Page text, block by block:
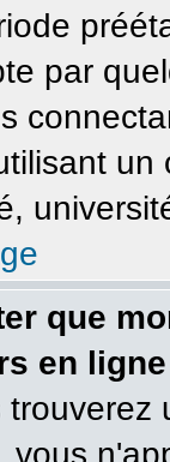
par
que
en
vous